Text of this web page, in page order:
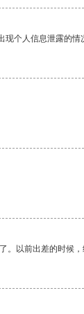
个人信息泄露的情
以前出差的时候